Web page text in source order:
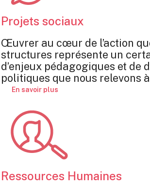
Projets sociaux
Œuvrer au cœur de l’action
structures représente un
d’enjeux pédagogiques et de
politiques que nous relevons
En savoir plus
Ressources Humaines